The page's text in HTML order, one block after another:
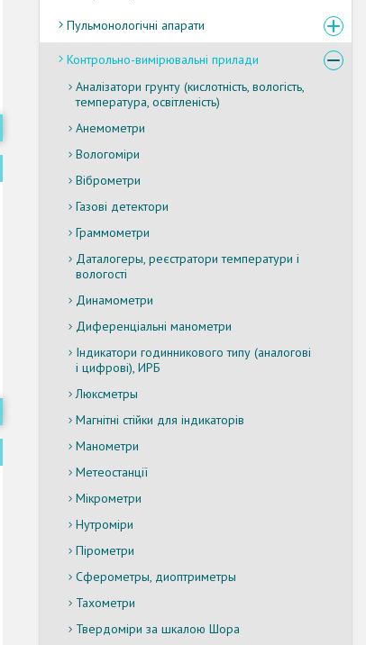
Пульмонологічні апарати
Контрольно-вимірювальні прилади
Аналізатори грунту (кислотність, вологість,
температура, освітленість)
Анемометри
Вологоміри
Віброметри
Газові детектори
Граммометри
Даталогеры, реєстратори температури і
вологості
Динамометри
Диференціальні манометри
Індикатори годинникового типу (аналогові
і цифрові), ИРБ
Люксметры
Магнітні стійки для індикаторів
Манометри
Метеостанції
Мікрометри
Нутроміри
Пірометри
Сферометры, диоптриметры
Тахометри
Твердоміри за шкалою Шора